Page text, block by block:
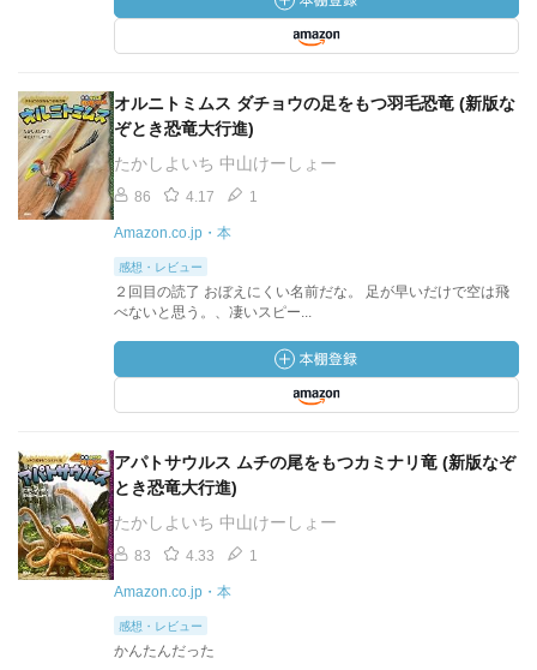
オルニトミムス ダチョウの足をもつ羽毛恐竜 (新版な
ぞとき恐竜大行進)
たかしよいち 中山けーしょー
86 4.17 1
Amazon.co.jp・本
感想・レビュー
２回目の読了 おぼえにくい名前だな。 足が早いだけで空は飛
べないと思う。、凄いスピー...
アパトサウルス ムチの尾をもつカミナリ竜 (新版なぞ
とき恐竜大行進)
たかしよいち 中山けーしょー
83 4.33 1
Amazon.co.jp・本
感想・レビュー
かんたんだった